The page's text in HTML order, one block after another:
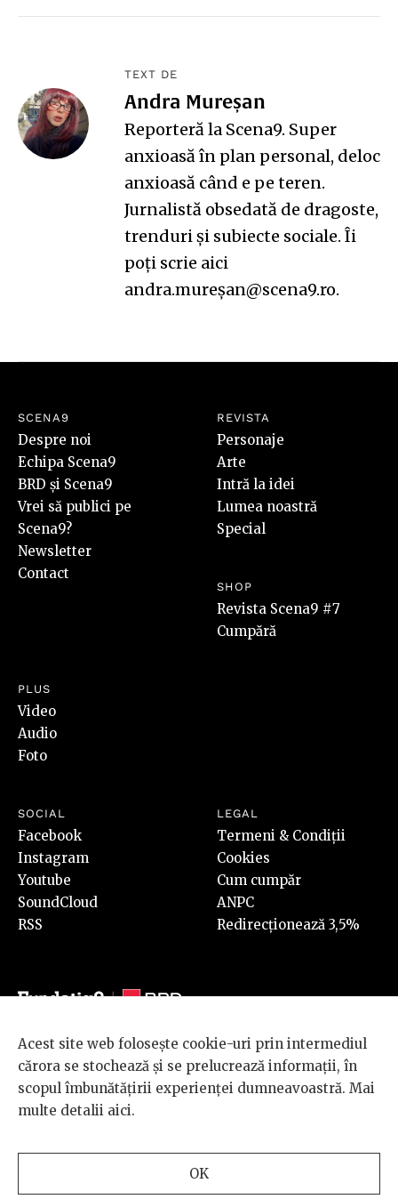
TEXT DE
Andra Mureșan
Reporteră la Scena9. Super
anxioasă în plan personal, deloc
anxioasă când e pe teren.
Jurnalistă obsedată de dragoste,
trenduri și subiecte sociale. Îi
poți scrie aici
andra.mureșan@scena9.ro.
SCENA9
Despre noi
Echipa Scena9
BRD și Scena9
Vrei să publici pe
Scena9?
Newsletter
Contact
REVISTA
Personaje
Arte
Intră la idei
Lumea noastră
Special
SHOP
Revista Scena9 #7
Cumpără
PLUS
Video
Audio
Foto
SOCIAL
Facebook
Instagram
Youtube
SoundCloud
RSS
LEGAL
Termeni & Condiții
Cookies
Cum cumpăr
ANPC
Redirecționează 3,5%
© 2026 BRD Groupe Société Générale, toate drepturile rezervate.
Scena 9 este un proiect sustinut de
BRD GROUPE SOCIÉTÉ
GÉNÉRALE
Acest site web folosește cookie-uri prin intermediul
cărora se stochează și se prelucrează informații, în
scopul îmbunătățirii experienței dumneavoastră. Mai
multe detalii aici.
OK